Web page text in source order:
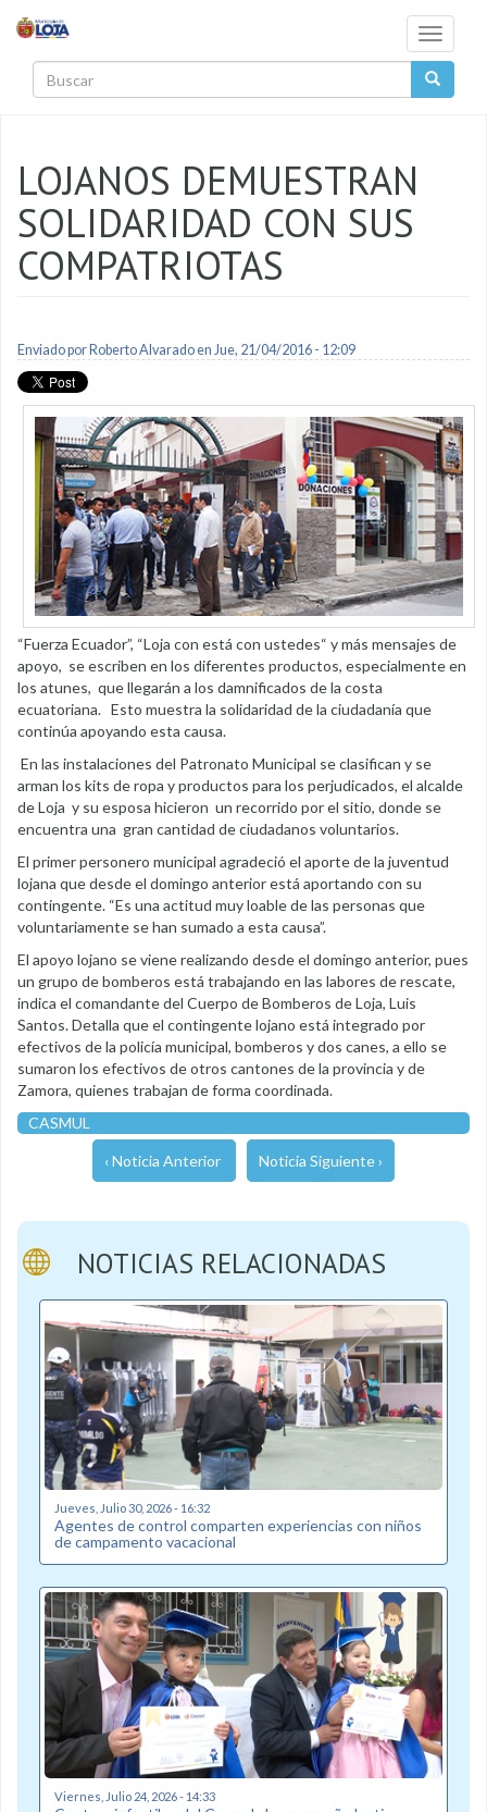
Toggle
LOJANOS DEMUESTRAN
SOLIDARIDAD CON SUS
COMPATRIOTAS
Enviado por Roberto Alvaradoen Jue, 21/04/2016 - 12:09
“Fuerza Ecuador”, “Loja con está con ustedes“ y más mensajes de
apoyo, se escriben en los diferentes productos, especialmente en
los atunes, que llegarán a los damnificados de la costa
ecuatoriana. Esto muestra la solidaridad de la ciudadanía que
continúa apoyando esta causa.
En las instalaciones del Patronato Municipal se clasifican y se
arman los kits de ropa y productos para los perjudicados, el alcalde
de Loja y su esposa hicieron un recorrido por el sitio, donde se
encuentra una gran cantidad de ciudadanos voluntarios.
El primer personero municipal agradeció el aporte de la juventud
lojana que desde el domingo anterior está aportando con su
contingente. “Es una actitud muy loable de las personas que
voluntariamente se han sumado a esta causa”.
El apoyo lojano se viene realizando desde el domingo anterior, pues
un grupo de bomberos está trabajando en las labores de rescate,
indica el comandante del Cuerpo de Bomberos de Loja, Luis
Santos. Detalla que el contingente lojano está integrado por
efectivos de la policía municipal, bomberos y dos canes, a ello se
sumaron los efectivos de otros cantones de la provincia y de
Zamora, quienes trabajan de forma coordinada.
CASMUL
‹ Noticia Anterior Noticia Siguiente ›
NOTICIAS RELACIONADAS
Jueves, Julio 30, 2026 - 16:32
Agentes de control comparten experiencias con niños
de campamento vacacional
Viernes, Julio 24, 2026 - 14:33